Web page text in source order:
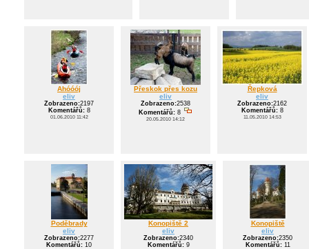
Ahóóój
eliv
Zobrazeno:2197
Komentářů:8
01.06.2010 11:42
Přeskok přes kozu
eliv
Zobrazeno:2538
Komentářů: 8
20.05.2010 14:12
Řepková
eliv
Zobrazeno:2162
Komentářů:8
11.05.2010 14:53
Poděbrady
eliv
Zobrazeno:2277
Komentářů: 10
Konopiště 2
eliv
Zobrazeno:2340
Komentářů:9
Konopiště
eliv
Zobrazeno:2350
Komentářů:11